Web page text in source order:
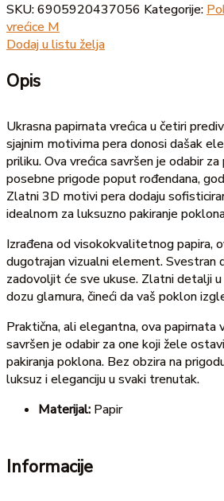
SKU:6905920437056 Kategorije:
vrećice M
Dodaj u listu želja
Opis
Ukrasna papirnata vrećica u četiri
sjajnim motivima pera donosi dašak
priliku. Ova vrećica savršen je odabir
posebne prigode poput rođendana,
Zlatni 3D motivi pera dodaju
idealnom za luksuzno pakiranje
Izrađena od visokokvalitetnog papira,
dugotrajan vizualni element. Svestran
zadovoljit će sve ukuse. Zlatni detalji
dozu glamura, čineći da vaš poklon
Praktična, ali elegantna, ova papirnata
savršen je odabir za one koji žele
pakiranja poklona. Bez obzira na
luksuz i eleganciju u svaki trenutak.
Materijal: Papir
Informacije